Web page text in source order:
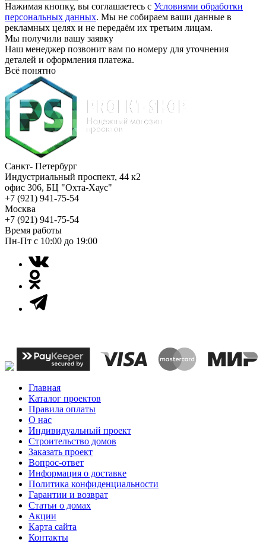
Нажимая кнопку, вы соглашаетесь с Условиями обработки
персональных данных. Мы не собираем ваши данные в
рекламных целях и не передаём их третьим лицам.
Мы получили вашу заявку
Наш менеджер позвонит вам по номеру для уточнения
деталей и оформления платежа.
Всё понятно
Санкт- Петербург
Индустриальный проспект, 44 к2
офис 306, БЦ "Охта-Хаус"
+7 (921) 941-75-54
Москва
+7 (921) 941-75-54
Время работы
Пн-Пт с 10:00 до 19:00
Главная
Каталог проектов
Правила оплаты
О нас
Индивидуальный проект
Строительство домов
Заказать проект
Вопрос-ответ
Информация о доставке
Политика конфиденциальности
Гарантии и возврат
Статьи о домах
Акции
Карта сайта
Контакты